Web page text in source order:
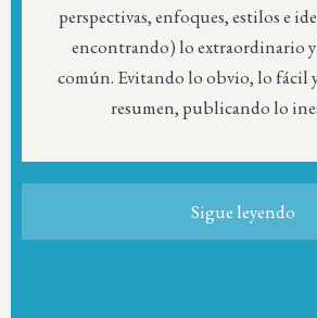
perspectivas, enfoques, estilos e
encontrando) lo extraordinario
común. Evitando lo obvio, lo fácil
resumen, publicando lo
Sigue leyendo